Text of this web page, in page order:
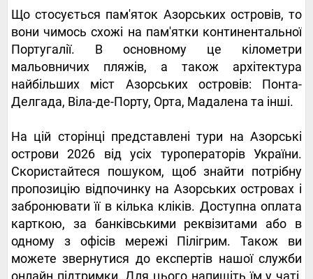
Що стосується пам'яток Азорських островів, то
вони чимось схожі на пам'ятки континентальної
Португалії. В основному це кілометри
мальовничих пляжів, а також архітектура
найбільших міст Азорських островів: Понта-
Делгада, Віла-де-Порту, Орта, Мадалена та інші.
На цій сторінці представлені тури на Азорські
острови 2026 від усіх туроператорів України.
Скористайтеся пошуком, щоб знайти потрібну
пропозицію відпочинку на Азорських островах і
забронювати її в кілька кліків. Доступна оплата
карткою, за банківськими реквізитами або в
одному з офісів мережі Пілігрим. Також ви
можете звернутися до експертів нашої служби
онлайн підтримки. Для цього напишіть їм у чаті,